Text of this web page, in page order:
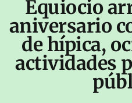
Equiocio
aniversario
de hípica,
actividades